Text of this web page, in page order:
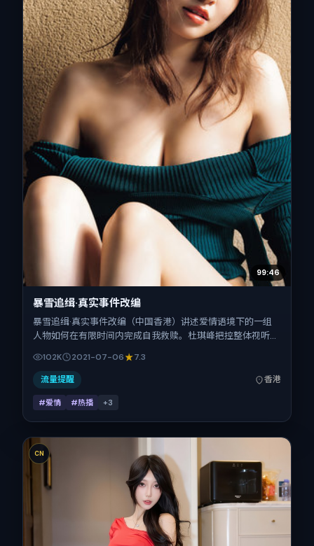
99:46
暴雪追缉·真实事件改编
暴雪追缉·真实事件改编（中国香港）讲述爱情语境下的一组
人物如何在有限时间内完成自我救赎。杜琪峰把控整体视听语
拓哉的表演层次丰富。影片定于 2021-07-06 起陆续登陆院
线与网络平台，暑期档公映，片长158分钟。
102K 2021-07-06 7.3
流量提醒 香港
#爱情 #热播 +3
CN